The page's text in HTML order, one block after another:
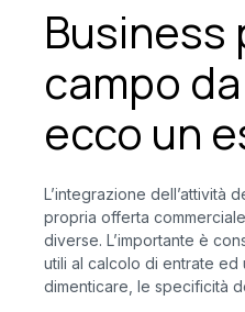
Business
campo
ecco un
L’integrazione dell’attività
propria offerta
diverse. L’importante è
utili al calcolo di entrate ed
dimenticare, le specificità